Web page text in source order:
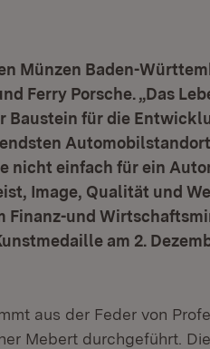
Münzen Baden-
Ferry Porsche. „Das
Baustein für die
nicht einfach für ein
Image, Qualität und
Finanz-und
am 2.
aus der Feder von
Mebert durchgeführt.